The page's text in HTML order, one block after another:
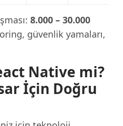
8.000 – 30.000
güvenlik yamaları,
Native mi?
İçin Doğru